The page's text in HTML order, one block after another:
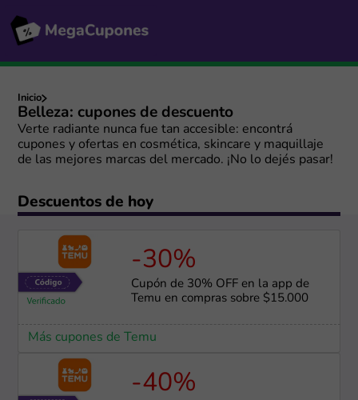
Inicio
Belleza: cupones de descuento
Verte radiante nunca fue tan accesible: encontrá
cupones y ofertas en cosmética, skincare y maquillaje
de las mejores marcas del mercado. ¡No lo dejés pasar!
Descuentos de hoy
-30%
Cupón de 30% OFF en la app de
Temu en compras sobre $15.000
Más cupones de Temu
-40%